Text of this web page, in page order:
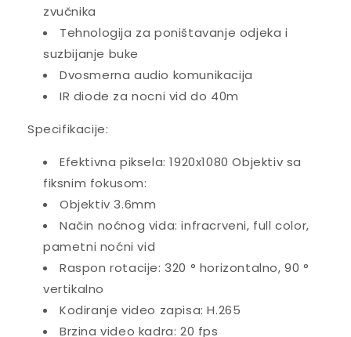
zvučnika
Tehnologija za poništavanje odjeka i
suzbijanje buke
Dvosmerna audio komunikacija
IR diode za nocni vid do 40m
Specifikacije:
Efektivna piksela: 1920x1080 Objektiv sa
fiksnim fokusom:
Objektiv 3.6mm
Način noćnog vida: infracrveni, full color,
pametni noćni vid
Raspon rotacije: 320 ° horizontalno, 90 °
vertikalno
Kodiranje video zapisa: H.265
Brzina video kadra: 20 fps